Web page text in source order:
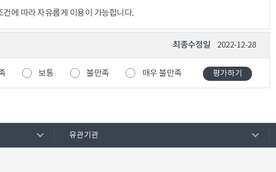
건에 따라 자유롭게 이용이 가능합니다.
최종수정일 2022-12-28
보통 불만족 매우 불만족
유관기관